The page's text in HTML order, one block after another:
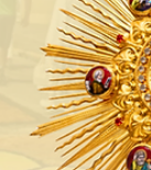
criatividade que
dedicada à
na cidade de
acontecerá na
início em frente